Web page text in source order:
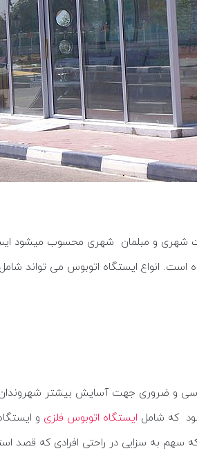
شهری و مبلمان شهری محسوب میشود
انواع ایستگاه اتوبوس می تواند شامل
و ضروری جهت آسایش بیشتر شهروندان
که شامل ایستگاه اتوبوس فلزی و
به سزایی در راحتی افرادی که قصد